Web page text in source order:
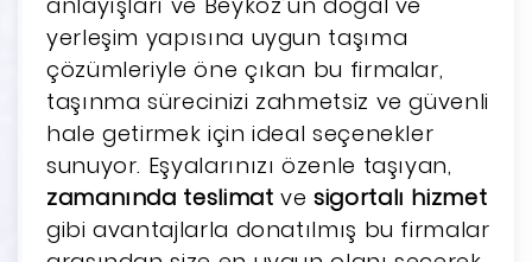
yerleşim yapısına uygun taşıma
çözümleriyle öne çıkan bu firmalar,
taşınma sürecinizi zahmetsiz ve güvenli
hale getirmek için ideal seçenekler
sunuyor. Eşyalarınızı özenle taşıyan,
zamanında teslimat vesigortalı hizmet
gibi avantajlarla donatılmış bu firmalar